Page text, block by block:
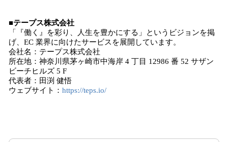
■テープス株式会社
「『働く』を彩り、人生を豊かにする」というビジョンを掲
げ、EC 業界に向けたサービスを展開しています。
会社名：テープス株式会社
所在地：神奈川県茅ヶ崎市中海岸 4 丁目 12986 番 52 サザン
ビーチヒルズ 5 F
代表者：田渕 健悟
ウェブサイト： https://teps.io/